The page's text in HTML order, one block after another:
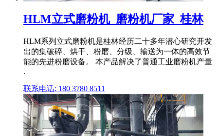
HLM立式磨粉机_磨粉机厂家_桂林
HLM系列立式磨粉机是桂林经历二十多年潜心研究开发
出的集破碎、烘干、粉磨、分级、输送为一体的高效节
能的先进粉磨设备。 本产品解决了普通工业磨粉机产量
.
联系电话: 180 3780 8511